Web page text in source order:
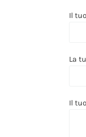
Il
La
Il